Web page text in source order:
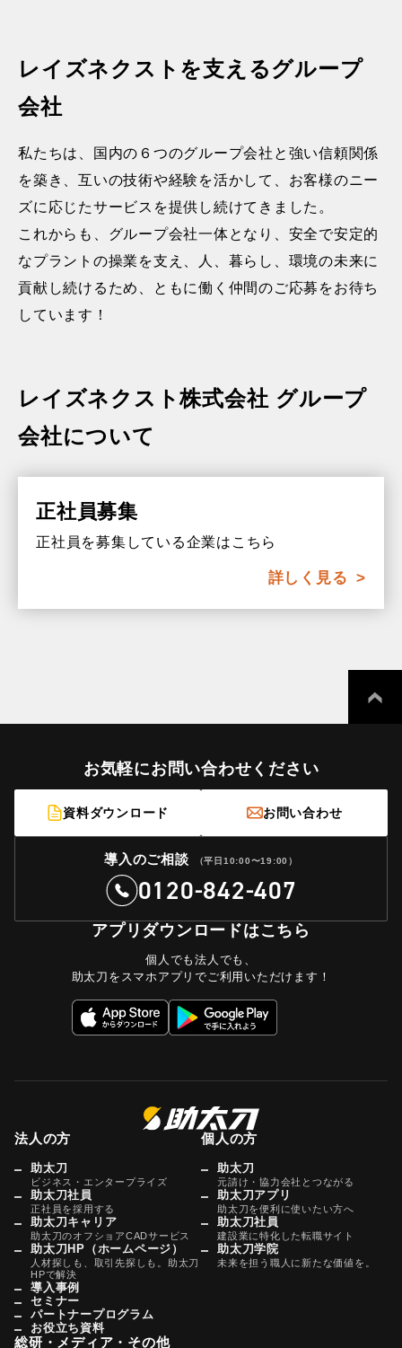
レイズネクストを支えるグループ
会社
私たちは、国内の６つのグループ会社と強い信頼関係
を築き、互いの技術や経験を活かして、お客様のニー
ズに応じたサービスを提供し続けてきました。
これからも、グループ会社一体となり、安全で安定的
なプラントの操業を支え、人、暮らし、環境の未来に
貢献し続けるため、ともに働く仲間のご応募をお待ち
しています！
レイズネクスト株式会社 グループ
会社について
正社員募集
正社員を募集している企業はこちら
詳しく見る
お気軽にお問い合わせください
資料ダウンロード お問い合わせ
導入のご相談 （平日10:00〜19:00）
0120-842-407
アプリダウンロードはこちら
個人でも法人でも、
助太刀をスマホアプリでご利用いただけます！
法人の方
助太刀
ビジネス・エンタープライズ
助太刀社員
正社員を採用する
助太刀キャリア
助太刀のオフショアCADサービス
助太刀HP（ホームページ）
人材探しも、取引先探しも。助太刀
HPで解決
導入事例
セミナー
パートナープログラム
お役立ち資料
個人の方
助太刀
元請け・協力会社とつながる
助太刀アプリ
助太刀を便利に使いたい方へ
助太刀社員
建設業に特化した転職サイト
助太刀学院
未来を担う職人に新たな価値を。
総研・メディア・その他